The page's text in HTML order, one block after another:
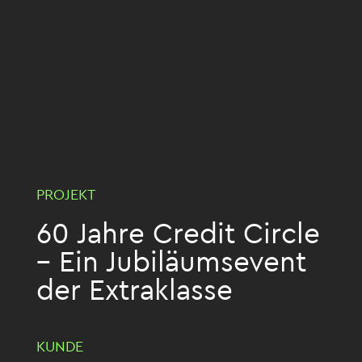
PROJEKT
60 Jahre Credit Circle
– Ein Jubiläumsevent
der Extraklasse
KUNDE